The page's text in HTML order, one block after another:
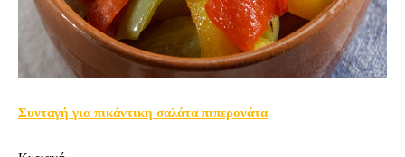
Συνταγή για πικάντικη σαλάτα πιπερονάτα